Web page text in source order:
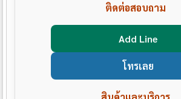
ติดต่อสอบถาม
Add Line
โทรเลย